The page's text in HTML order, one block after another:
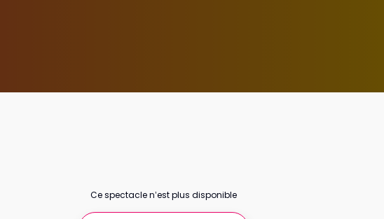
Ce spectacle n’est plus disponible